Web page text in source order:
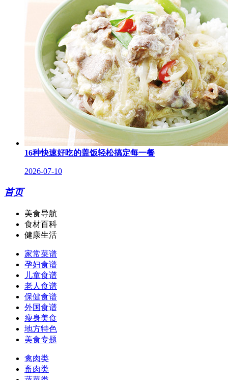
16种快速好吃的盖饭轻松搞定每一餐
2026-07-10
首页
美食导航
食材百科
健康生活
家常菜谱
孕妇食谱
儿童食谱
老人食谱
保健食谱
外国食谱
瘦身美食
地方特色
美食专题
禽肉类
畜肉类